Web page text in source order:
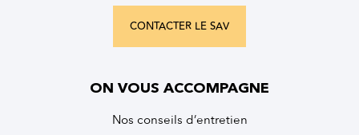
CONTACTER LE SAV
ON VOUS ACCOMPAGNE
Nos conseils d’entretien